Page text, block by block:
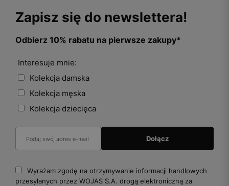
Zapisz się do newslettera!
Odbierz 10% rabatu na pierwsze zakupy*
Interesuje mnie:
Kolekcja damska
Kolekcja męska
Kolekcja dziecięca
Wyrażam zgodę na otrzymywanie informacji handlowych
przesyłanych przez WOJAS S.A. drogą elektroniczną za